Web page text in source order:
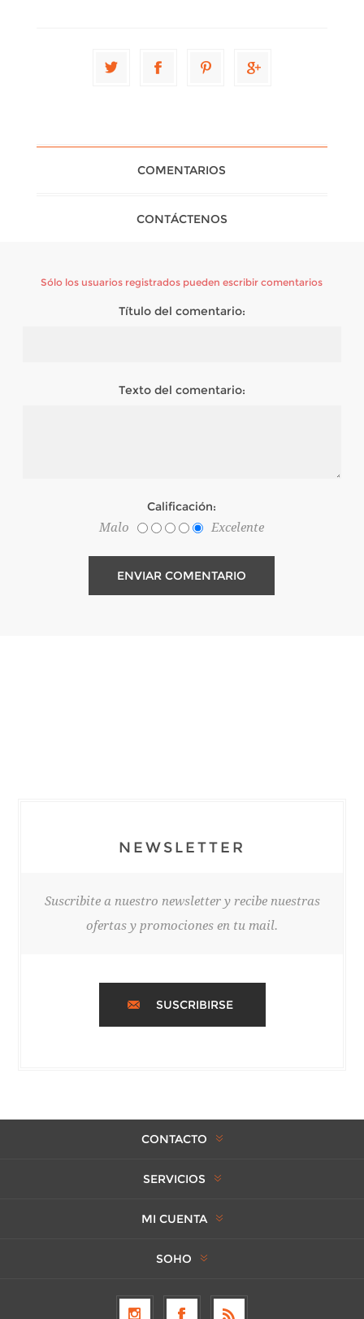
COMENTARIOS
CONTÁCTENOS
Sólo los usuarios registrados pueden escribir comentarios
Título del comentario:
Texto del comentario:
Calificación:
Malo
Excelente
NEWSLETTER
Suscribite a nuestro newsletter y recibe nuestras
ofertas y promociones en tu mail.
SUSCRIBIRSE
CONTACTO
SERVICIOS
MI CUENTA
SOHO